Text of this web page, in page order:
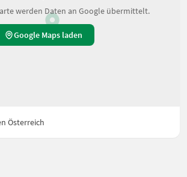
werden Daten an Google übermittelt.
Google Maps laden
Österreich